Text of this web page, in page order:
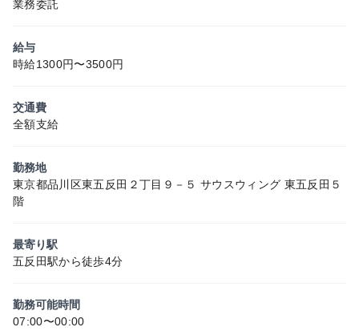
業務委託
給与
時給1300円〜3500円
交通費
全額支給
勤務地
東京都品川区東五反田２丁目９－５ サウスウィング 東五反田５
階
最寄り駅
五反田駅から徒歩4分
勤務可能時間
07:00〜00:00